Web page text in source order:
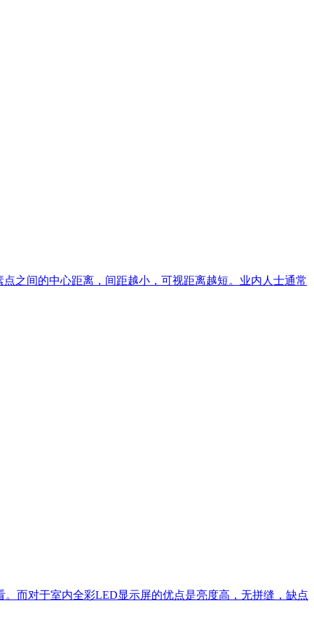
之间的中心距离，间距越小，可视距离越短。业内人士通常
而对于室内全彩LED显示屏的优点是亮度高，无拼缝，缺点